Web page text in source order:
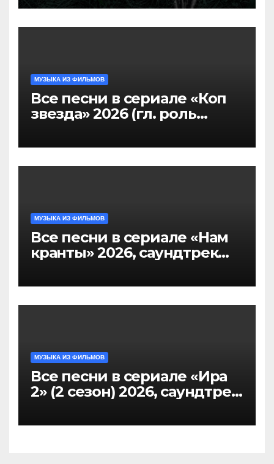
МУЗЫКА ИЗ ФИЛЬМОВ
Все песни в сериале «Коп
звезда» 2026 (гл. роль
саундтрек слушать
МУЗЫКА ИЗ ФИЛЬМОВ
Все песни в сериале «Нам
кранты» 2026, саундтрек
МУЗЫКА ИЗ ФИЛЬМОВ
Все песни в сериале «Ира
2» (2 сезон) 2026, саундтрек